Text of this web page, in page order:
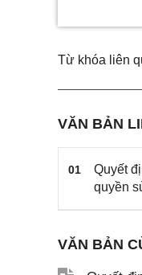
Từ khóa liên
VĂN BẢN
01
Quyết
quyền
VĂN BẢN